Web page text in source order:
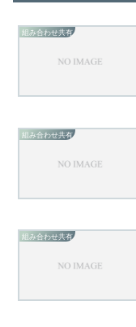
組み合わせ共有
組み合わせ共有
組み合わせ共有